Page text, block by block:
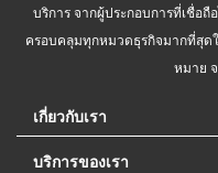
บริการ จากผู้ประกอบการที่เชื่อ
ครอบคลุมทุกหมวดธุรกิจมากที่สุด
หมาย
เกี่ยวกับเรา
บริการของเรา